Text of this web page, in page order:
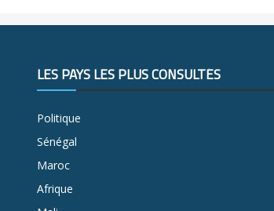
LES PAYS LES PLUS CONSULTÉS
Politique
Sénégal
Maroc
Afrique